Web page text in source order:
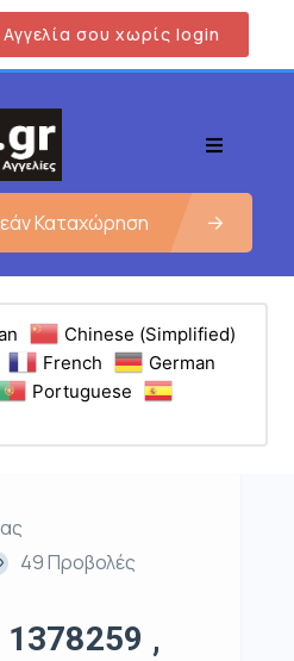
σου χωρίς login
Καταχώρηση
Chinese (Simplified)
French
German
Portuguese
49 Προβολές
,